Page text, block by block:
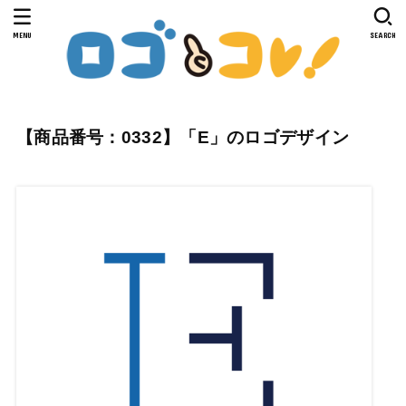
SEARCH
MENU
【商品番号：0332】「E」のロゴデザイン